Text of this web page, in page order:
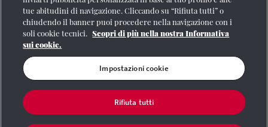
Se vuoi contattarci o avere altre informazioni
CONTATTI
Registrazione Tribunale di Roma n° 204/2009
tue abitudini di navigazione. Cliccando su “Rifiuta tutti” o
chiudendo il banner puoi procedere nella navigazione con i
soli cookie tecnici. Scopri di più nella nostra Informativa
sui cookie.
Impostazioni cookie
Rifiuta tutti